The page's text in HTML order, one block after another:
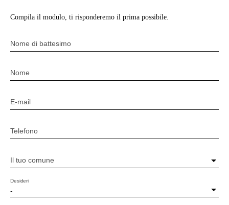
Compila il modulo, ti risponderemo il prima possibile.
Nome di battesimo
Nome
E-mail
Telefono
Il tuo comune
-
Desideri